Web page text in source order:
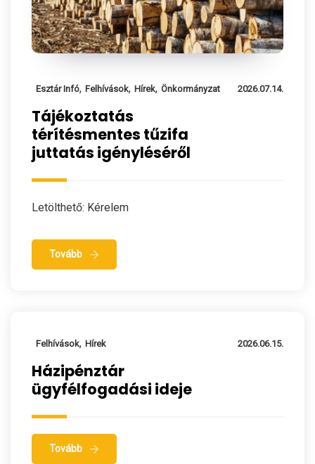
Esztár Infó, Felhívások, Hírek, Önkormányzat 2026.07.14.
Tájékoztatás
térítésmentes tűzifa
juttatás igényléséről
Letölthető: Kérelem
Tovább
Felhívások, Hírek 2026.06.15.
Házipénztár
ügyfélfogadási ideje
Tovább